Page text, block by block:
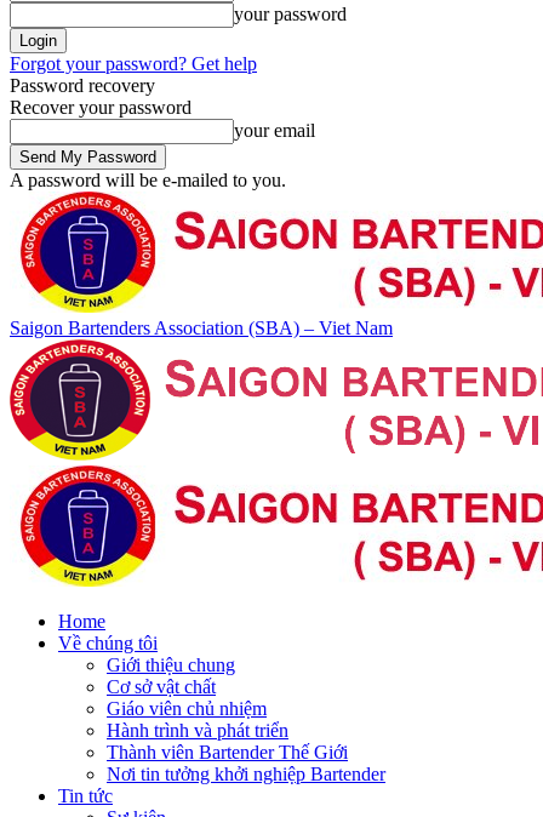
your password
Forgot your password? Get help
Password recovery
Recover your password
your email
A password will be e-mailed to you.
Saigon Bartenders Association (SBA) – Viet Nam
Home
Về chúng tôi
Giới thiệu chung
Cơ sở vật chất
Giáo viên chủ nhiệm
Hành trình và phát triển
Thành viên Bartender Thế Giới
Nơi tin tưởng khởi nghiệp Bartender
Tin tức